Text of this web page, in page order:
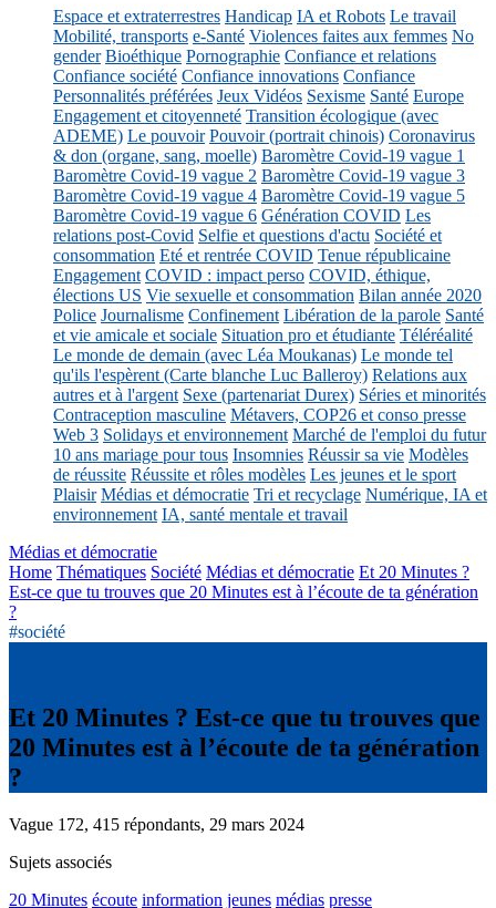
Espace et extraterrestres Handicap IA et Robots Le travail
Mobilité, transports e-Santé Violences faites aux femmes No
gender Bioéthique Pornographie Confiance et relations
Confiance société Confiance innovations Confiance
Personnalités préférées Jeux Vidéos Sexisme Santé Europe
Engagement et citoyenneté Transition écologique (avec
ADEME) Le pouvoir Pouvoir (portrait chinois) Coronavirus
& don (organe, sang, moelle) Baromètre Covid-19 vague 1
Baromètre Covid-19 vague 2 Baromètre Covid-19 vague 3
Baromètre Covid-19 vague 4 Baromètre Covid-19 vague 5
Baromètre Covid-19 vague 6 Génération COVID Les
relations post-Covid Selfie et questions d'actu Société et
consommation Eté et rentrée COVID Tenue républicaine
Engagement COVID : impact perso COVID, éthique,
élections US Vie sexuelle et consommation Bilan année 2020
Police Journalisme Confinement Libération de la parole Santé
et vie amicale et sociale Situation pro et étudiante Téléréalité
Le monde de demain (avec Léa Moukanas) Le monde tel
qu'ils l'espèrent (Carte blanche Luc Balleroy) Relations aux
autres et à l'argent Sexe (partenariat Durex) Séries et minorités
Contraception masculine Métavers, COP26 et conso presse
Web 3 Solidays et environnement Marché de l'emploi du futur
10 ans mariage pour tous Insomnies Réussir sa vie Modèles
de réussite Réussite et rôles modèles Les jeunes et le sport
Plaisir Médias et démocratie Tri et recyclage Numérique, IA et
environnement IA, santé mentale et travail
Médias et démocratie
Home Thématiques Société Médias et démocratie Et 20 Minutes ?
Est-ce que tu trouves que 20 Minutes est à l’écoute de ta génération
?
#société
Et 20 Minutes ? Est-ce que tu trouves que
20 Minutes est à l’écoute de ta génération
?
Vague 172, 415 répondants, 29 mars 2024
Sujets associés
20 Minutes écoute information jeunes médias presse